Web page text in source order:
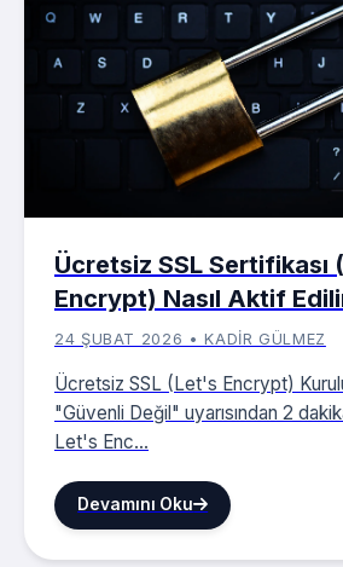
Ücretsiz SSL Sertifikası
Encrypt) Nasıl Aktif
24 ŞUBAT 2026 • KADIR GÜLMEZ
Ücretsiz SSL (Let's Encrypt)
"Güvenli Değil" uyarısından 2
Let's Enc...
Devamını Oku